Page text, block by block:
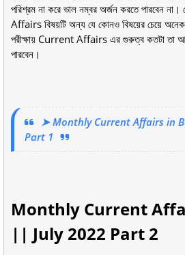
পরিশ্রম না করে ভাল নম্বর অর্জন করতে পারবেন
Affairs বিষয়টি অন্য যে কোনও বিষয়ের চেয়ে
পরীক্ষায় Current Affairs এর গুরুত্ব কতটা তা
পারবেন।
➤ Monthly Current Affairs in
Part 1
Monthly Current
|| July 2022 Part 2